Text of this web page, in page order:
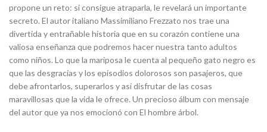
propone un reto: si consigue atraparla, le revelará un importante
secreto. El autor italiano Massimiliano Frezzato nos trae una
divertida y entrañable historia que en su corazón contiene una
valiosa enseñanza que podremos hacer nuestra tanto adultos
como niños. Lo que la mariposa le cuenta al pequeño gato negro es
que las desgracias y los episodios dolorosos son pasajeros, que
debe afrontarlos, superarlos y así disfrutar de las cosas
maravillosas que la vida le ofrece. Un precioso álbum con mensaje
del autor que ya nos emocionó con El hombre árbol.